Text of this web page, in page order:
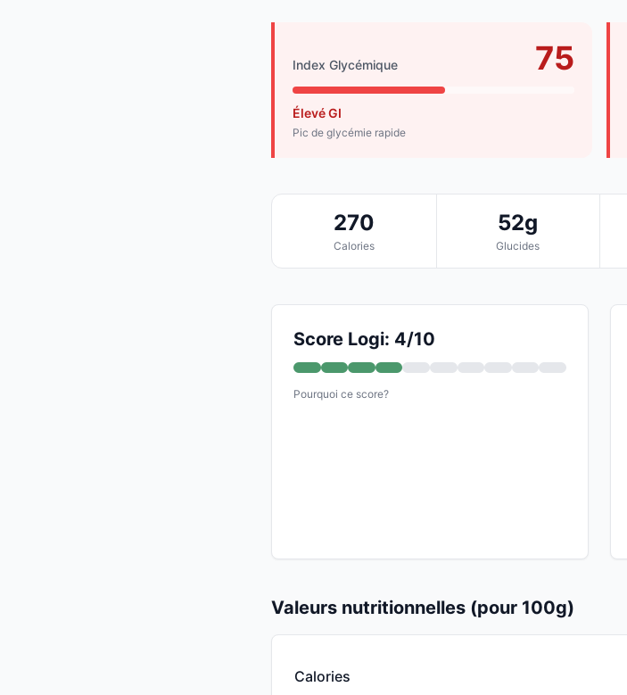
Index Glycémique 75
Élevé GI
Pic de glycémie rapide
270
Calories
52g
Glucides
Score Logi: 4/10
Pourquoi ce score?
Valeurs nutritionnelles (pour 100g)
Calories